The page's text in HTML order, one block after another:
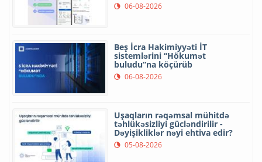
06-08-2026
Beş İcra Hakimiyyəti İT
sistemlərini “Hökumət
buludu”na köçürüb
06-08-2026
Uşaqların rəqəmsal mühitdə
təhlükəsizliyi gücləndirilir -
Dəyişikliklər nəyi ehtiva edir?
05-08-2026